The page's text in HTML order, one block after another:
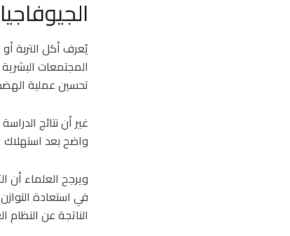
يُعرف أكل التربة
المجتمعات
تحسين عملية
غير أن نتائج
واضح بعد استهلاك
ويرجح العلماء أن
في استعادة
الناتجة عن النظام